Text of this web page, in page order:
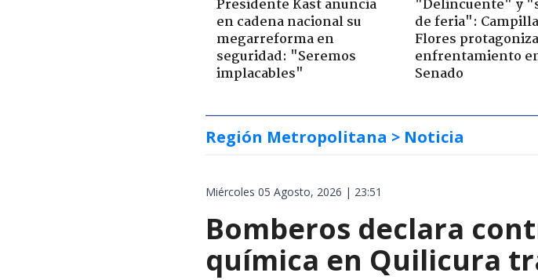
Presidente Kast anuncia
en cadena nacional su
megarreforma en
seguridad: "Seremos
implacables"
"Delincuente" y
de feria":
Flores
enfrentamiento
Senado
Región Metropolitana > Noticia
Miércoles 05 Agosto, 2026 | 23:51
Bomberos declara
química en Quilicura